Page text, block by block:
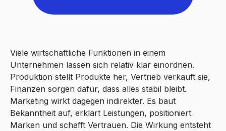
Viele wirtschaftliche Funktionen in einem
Unternehmen lassen sich relativ klar einordnen.
Produktion stellt Produkte her, Vertrieb verkauft sie,
Finanzen sorgen dafür, dass alles stabil bleibt.
Marketing wirkt dagegen indirekter. Es baut
Bekanntheit auf, erklärt Leistungen, positioniert
Marken und schafft Vertrauen. Die Wirkung entsteht